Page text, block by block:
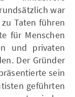
war
Taten führen
für Menschen
und privaten
Der Gründer
sein
geführten